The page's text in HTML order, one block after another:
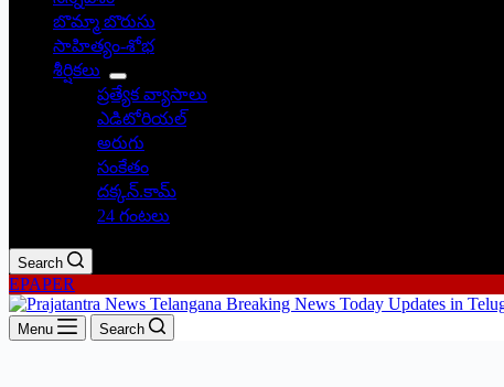
బొమ్మా బొరుసు
సాహిత్యం-శోభ
శీర్షికలు
ప్రత్యేక వ్యాసాలు
ఎడిటోరియల్
అరుగు
సంకేతం
దక్కన్.కామ్
24 గంటలు
Search
EPAPER
Menu Search